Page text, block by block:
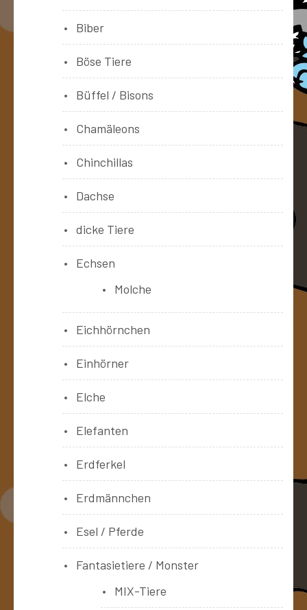
Biber
Böse Tiere
Büffel / Bisons
Chamäleons
Chinchillas
Dachse
dicke Tiere
Echsen
Molche
Eichhörnchen
Einhörner
Elche
Elefanten
Erdferkel
Erdmännchen
Esel / Pferde
Fantasietiere / Monster
MIX-Tiere